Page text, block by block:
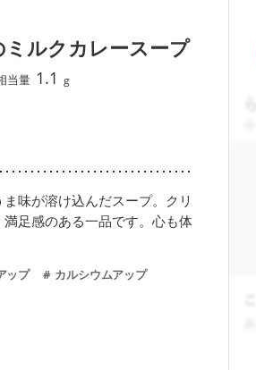
ルクカレースープ
当量 1.1 g
味が溶け込んだスープ。クリ
足感のある一品です。心も体
ップ カルシウムアップ